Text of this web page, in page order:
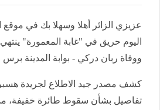
عزيزي الزائر أهلا وسهلا بك في
اليوم حريق في "غابة المعمورة"
ووفاة ربان دركي - بوابة المدينة برس
كشف مصدر جيد الاطلاع لجريدة
تفاصيل بشأن سقوط طائرة خفيفة،